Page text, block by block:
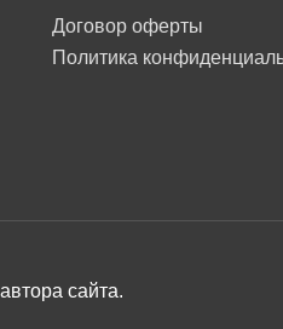
Договор оферты
Политика
сайта.